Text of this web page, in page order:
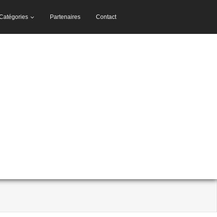
Partenaires Contact